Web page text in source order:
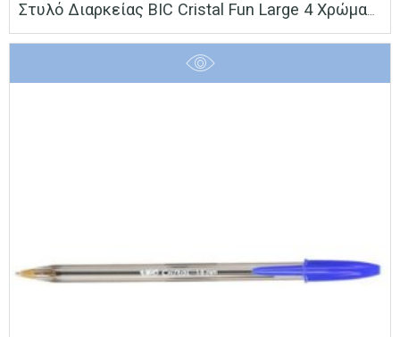
Στυλό Διαρκείας BIC Cristal Fun Large 4 Χρώματα